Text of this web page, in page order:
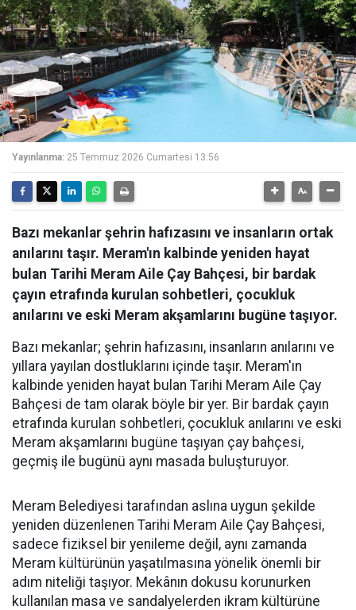
Yayınlanma: 25 Temmuz 2026 Cumartesi 13:56
Bazı mekanlar şehrin hafızasını ve insanların ortak
anılarını taşır. Meram'ın kalbinde yeniden hayat
bulan Tarihi Meram Aile Çay Bahçesi, bir bardak
çayın etrafında kurulan sohbetleri, çocukluk
anılarını ve eski Meram akşamlarını bugüne taşıyor.
Bazı mekanlar; şehrin hafızasını, insanların anılarını ve
yıllara yayılan dostluklarını içinde taşır. Meram'ın
kalbinde yeniden hayat bulan Tarihi Meram Aile Çay
Bahçesi de tam olarak böyle bir yer. Bir bardak çayın
etrafında kurulan sohbetleri, çocukluk anılarını ve eski
Meram akşamlarını bugüne taşıyan çay bahçesi,
geçmiş ile bugünü aynı masada buluşturuyor.
Meram Belediyesi tarafından aslına uygun şekilde
yeniden düzenlenen Tarihi Meram Aile Çay Bahçesi,
sadece fiziksel bir yenileme değil, aynı zamanda
Meram kültürünün yaşatılmasına yönelik önemli bir
adım niteliği taşıyor. Mekânın dokusu korunurken
kullanılan masa ve sandalyelerden ikram kültürüne